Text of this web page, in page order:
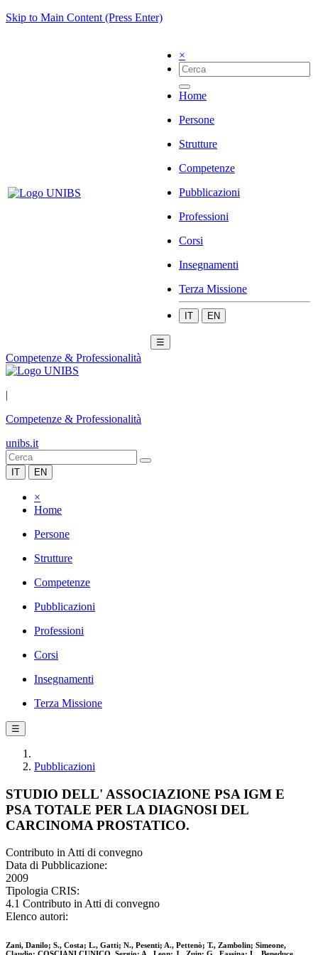
Skip to Main Content (Press Enter)
×
Home
Persone
Strutture
Competenze
Pubblicazioni
Professioni
Corsi
Insegnamenti
Terza Missione
IT EN
☰
Competenze & Professionalità
|
Competenze & Professionalità
unibs.it
IT EN
×
Home
Persone
Strutture
Competenze
Pubblicazioni
Professioni
Corsi
Insegnamenti
Terza Missione
☰
Pubblicazioni
STUDIO DELL' ASSOCIAZIONE PSA IGM E
PSA TOTALE PER LA DIAGNOSI DEL
CARCINOMA PROSTATICO.
Contributo in Atti di convegno
Data di Pubblicazione:
2009
Tipologia CRIS:
4.1 Contributo in Atti di convegno
Elenco autori:
Zani, Danilo; S., Costa; L., Gatti; N., Pesenti; A., Pettenò; T., Zambolin; Simeone,